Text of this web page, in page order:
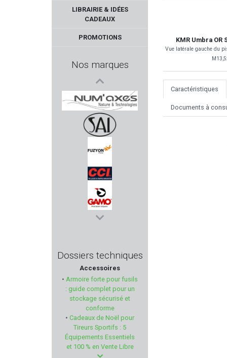
LIBRAIRIE & IDÉES
CADEAUX
PROMOTIONS
Nos marques
WHEELER
Num'Axes
SAI
FUZYON CHASSE
CCI
GAMO
PROFUSION PETFEED
BRUNOX
IMPACT DEFENDER
RUBBER BALLS
Dossiers techniques
Accessoires
• Armoire forte pour fusils
: guide complet pour un
stockage sécurisé et
conforme
• Cadeaux de Noël pour
Tireurs Sportifs : 5
Équipements Essentiels
et 100 % en Vente Libre
KMR Umbra
Vue latérale gauche du
Caractéristiques
Documents à